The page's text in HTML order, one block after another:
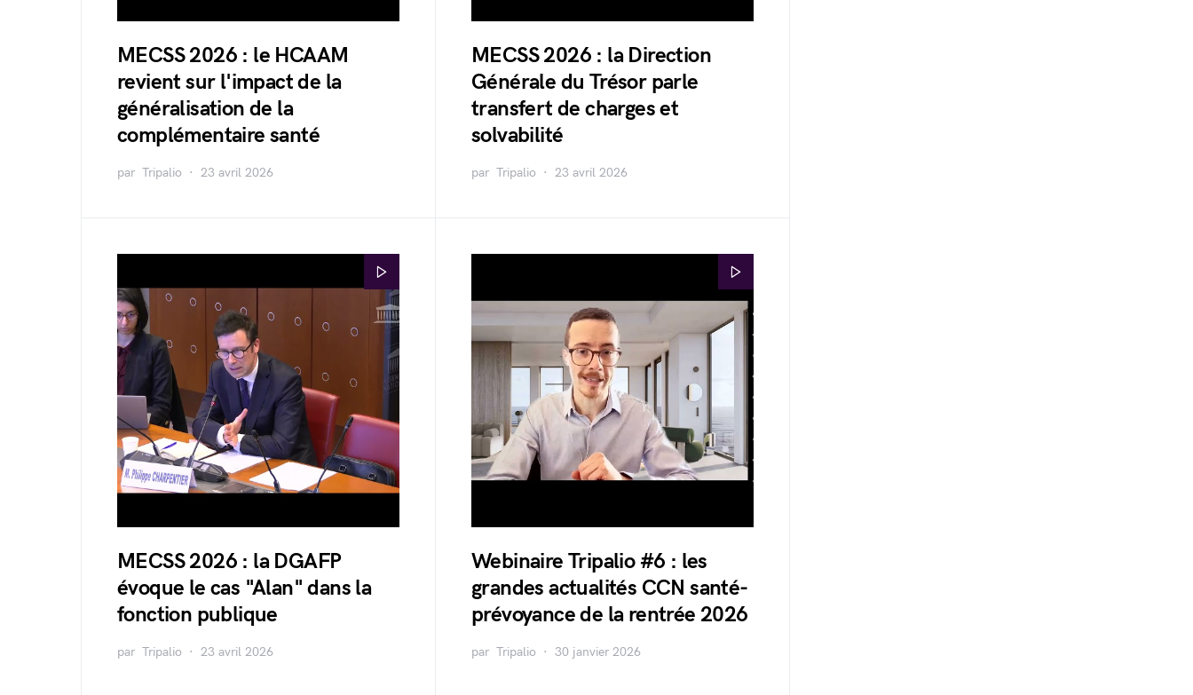
MECSS 2026 : le HCAAM
revient sur l'impact de la
généralisation de la
complémentaire santé
par Tripalio 23 avril 2026
MECSS 2026 : la Direction
Générale du Trésor parle
transfert de charges et
solvabilité
par Tripalio 23 avril 2026
MECSS 2026 : la DGAFP
évoque le cas "Alan" dans la
fonction publique
par Tripalio 23 avril 2026
Webinaire Tripalio #6 : les
grandes actualités CCN santé-
prévoyance de la rentrée 2026
par Tripalio 30 janvier 2026